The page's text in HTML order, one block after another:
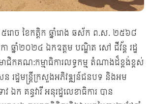
៥រោច ខៃកត្តិក ឆ្នាំរោង ឆស័ក ព.ស. ២៥៦៨
កា ឆ្នាំ២០២៤ ឯកឧត្តម បណ្ឌិត សៅ ជីវ័ន្ត រដ្ឋ
ជិកគណ:កម្មាធិការលទ្ធកម្ម តំណាងដ៏ខ្ពង់ខ្ពស់
រដ្ឋមន្ត្រីក្រសួងអភិវឌ្ឍន៍ជនបទ និងអម
ក គន្ធវារី អនុរដ្ឋលេខាធិការ បាន